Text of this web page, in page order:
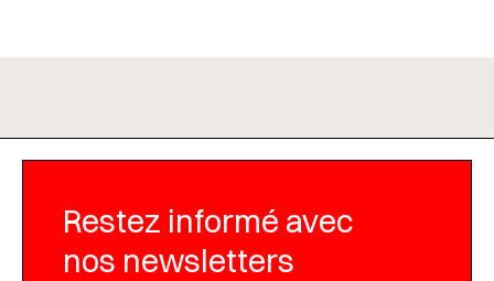
Restez informé avec
nos newsletters